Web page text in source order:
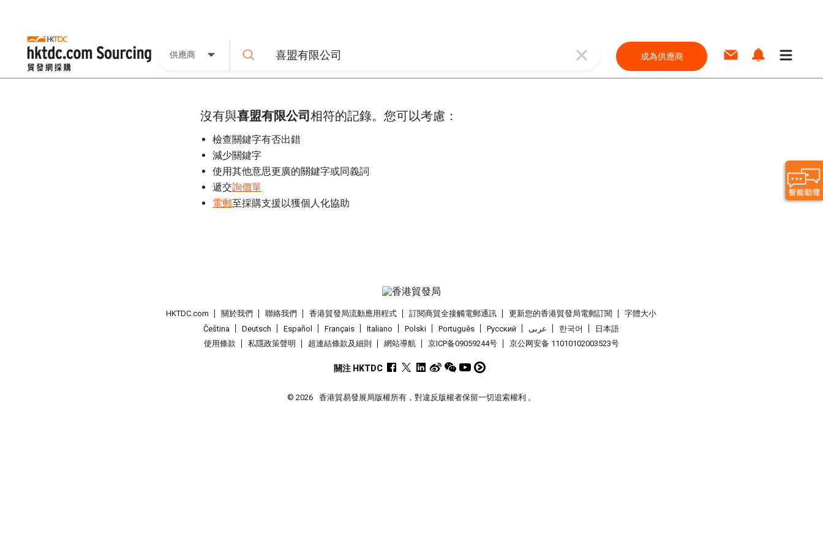
供應商 成為供應商
沒有與喜盟有限公司相符的記錄。您可以考慮：
檢查關鍵字有否出錯
減少關鍵字
使用其他意思更廣的關鍵字或同義詞
遞交詢價單
電郵至採購支援以獲個人化協助
HKTDC.com 關於我們 聯絡我們 香港貿發局流動應用程式 訂閱商貿全接觸電郵通訊 更新您的香港貿發局電郵訂閱
字體大小
Čeština
Deutsch Español Français Italiano Polski Português Pусский عربى 한국어
日本語
使用條款
私隱政策聲明 超連結條款及細則 網站導航 京ICP备09059244号 京公网安备 11010102003523号
關注 HKTDC
© 2026 香港貿易發展局版權所有，對違反版權者保留一切追索權利 。